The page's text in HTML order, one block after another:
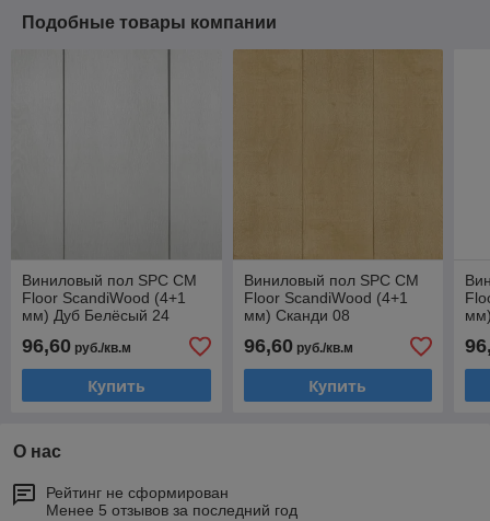
Подобные товары компании
Виниловый пол SPC CM
Floor ScandiWood (4+1
мм) Дуб Белёсый 24
96,60 руб./кв.м
Купить
Виниловый пол SPC CM
Floor ScandiWood (4+1
мм) Сканди 08
96,60руб./кв.м
Купить
О нас
Рейтинг не сформирован
Менее 5 отзывов за последний год